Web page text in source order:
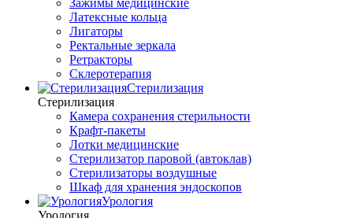
Зажимы медицинские
Латексные кольца
Лигаторы
Ректальные зеркала
Ретракторы
Склеротерапия
Стерилизация
Стерилизация
Камера сохранения стерильности
Крафт-пакеты
Лотки медицинские
Стерилизатор паровой (автоклав)
Стерилизаторы воздушные
Шкаф для хранения эндоскопов
Урология
Урология